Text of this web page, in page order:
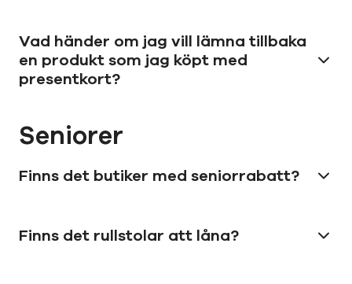
Vad händer om jag vill lämna tillbaka
en produkt som jag köpt med
presentkort?
Seniorer
Finns det butiker med seniorrabatt?
Finns det rullstolar att låna?